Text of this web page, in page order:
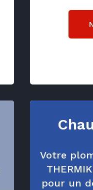
Votre
pour un